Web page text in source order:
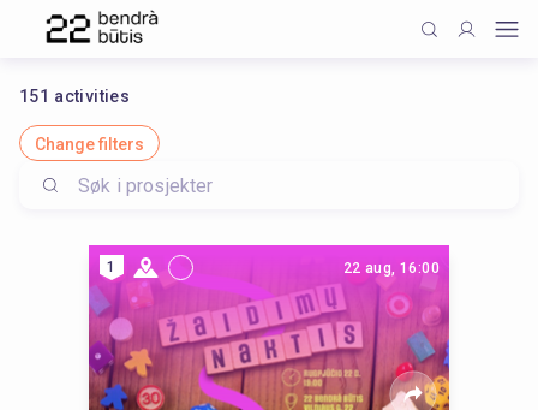
151 activities
Change filters
1 22 aug, 16:00